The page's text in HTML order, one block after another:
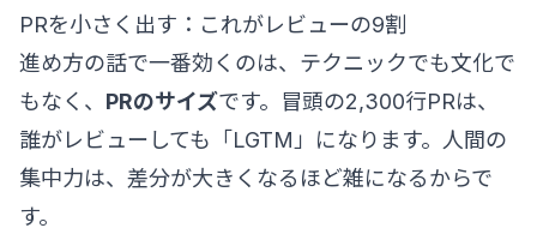
PRを小さく出す：これがレビューの9割
進め方の話で一番効くのは、テクニックでも文化で
もなく、 PRのサイズです。冒頭の2,300行PRは、
誰がレビューしても「LGTM」になります。人間の
集中力は、差分が大きくなるほど雑になるからで
す。